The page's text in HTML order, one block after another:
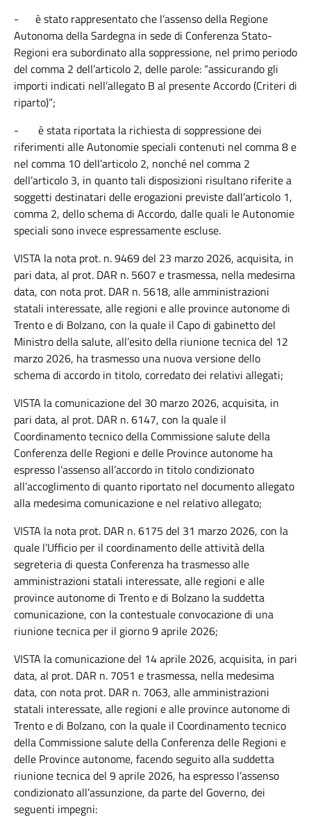
- è stato rappresentato che l’assenso della Regione
Autonoma della Sardegna in sede di Conferenza Stato-
Regioni era subordinato alla soppressione, nel primo periodo
del comma 2 dell’articolo 2, delle parole: “assicurando gli
importi indicati nell’allegato B al presente Accordo (Criteri di
riparto)”;
- è stata riportata la richiesta di soppressione dei
riferimenti alle Autonomie speciali contenuti nel comma 8 e
nel comma 10 dell’articolo 2, nonché nel comma 2
dell’articolo 3, in quanto tali disposizioni risultano riferite a
soggetti destinatari delle erogazioni previste dall’articolo 1,
comma 2, dello schema di Accordo, dalle quali le Autonomie
speciali sono invece espressamente escluse.
VISTA la nota prot. n. 9469 del 23 marzo 2026, acquisita, in
pari data, al prot. DAR n. 5607 e trasmessa, nella medesima
data, con nota prot. DAR n. 5618, alle amministrazioni
statali interessate, alle regioni e alle province autonome di
Trento e di Bolzano, con la quale il Capo di gabinetto del
Ministro della salute, all’esito della riunione tecnica del 12
marzo 2026, ha trasmesso una nuova versione dello
schema di accordo in titolo, corredato dei relativi allegati;
VISTA la comunicazione del 30 marzo 2026, acquisita, in
pari data, al prot. DAR n. 6147, con la quale il
Coordinamento tecnico della Commissione salute della
Conferenza delle Regioni e delle Province autonome ha
espresso l’assenso all’accordo in titolo condizionato
all’accoglimento di quanto riportato nel documento allegato
alla medesima comunicazione e nel relativo allegato;
VISTA la nota prot. DAR n. 6175 del 31 marzo 2026, con la
quale l’Ufficio per il coordinamento delle attività della
segreteria di questa Conferenza ha trasmesso alle
amministrazioni statali interessate, alle regioni e alle
province autonome di Trento e di Bolzano la suddetta
comunicazione, con la contestuale convocazione di una
riunione tecnica per il giorno 9 aprile 2026;
VISTA la comunicazione del 14 aprile 2026, acquisita, in pari
data, al prot. DAR n. 7051 e trasmessa, nella medesima
data, con nota prot. DAR n. 7063, alle amministrazioni
statali interessate, alle regioni e alle province autonome di
Trento e di Bolzano, con la quale il Coordinamento tecnico
della Commissione salute della Conferenza delle Regioni e
delle Province autonome, facendo seguito alla suddetta
riunione tecnica del 9 aprile 2026, ha espresso l’assenso
condizionato all’assunzione, da parte del Governo, dei
seguenti impegni: